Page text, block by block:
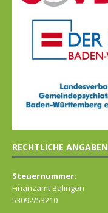
RECHTLICHE ANGABEN
Steuernummer:
Finanzamt Balingen
53092/53210